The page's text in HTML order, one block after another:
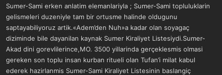
Sumer-Sami erken anlatim elemanlariyla ; Sumer-Sami topluluklarin
gelismeleri duzeniyle tam bir ortusme halinde oldugunu
saptayabiliyoruz artik.«Adem’den Nuh»a kadar olan soyagaç
diziminde bile dayanilan kaynak Sumer Kiraliyet Listesiydi.Sumer-
Akad dini gorevlilerince,MO. 3500 yillarinda gerçeklesmis olmasi
gereken son toplu insan kurban ritueli olan Tufan’i milat kabul
ederek hazirlanmis Sumer-Sami Kiraliyet Listesinin baslangiç